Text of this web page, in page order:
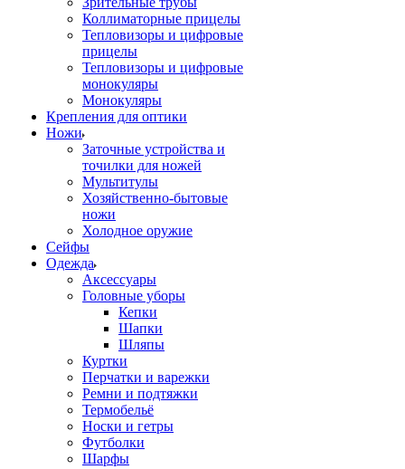
Коллиматорные прицелы
Тепловизоры и цифровые
прицелы
Тепловизоры и цифровые
монокуляры
Монокуляры
Крепления для оптики
Ножи
Заточные устройства и
точилки для ножей
Мультитулы
Хозяйственно-бытовые
ножи
Холодное оружие
Сейфы
Одежда
Аксессуары
Головные уборы
Кепки
Шапки
Шляпы
Куртки
Перчатки и варежки
Ремни и подтяжки
Термобельё
Носки и гетры
Футболки
Шарфы